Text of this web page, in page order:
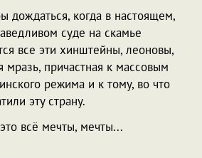
дождаться, когда в настоящем,
суде на скамье
все эти хинштейны, леоновы,
мразь, причастная к массовым
режима и к тому, во что
эту страну.
всё мечты, мечты...